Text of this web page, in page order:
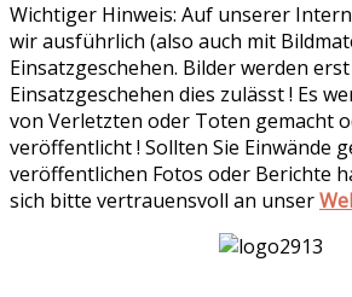
Wichtiger Hinweis: Auf unserer
wir ausführlich (also auch mit
Einsatzgeschehen. Bilder werden
Einsatzgeschehen dies zulässt ! Es
von Verletzten oder Toten gemacht
veröffentlicht ! Sollten Sie Einwände
veröffentlichen Fotos oder Berichte
sich bitte vertrauensvoll an unser